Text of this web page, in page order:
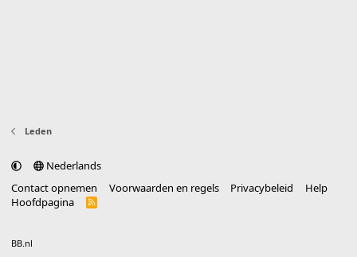
Leden
Nederlands
Contact opnemen
Voorwaarden en regels Privacybeleid
Help
Hoofdpagina
R
BB.nl